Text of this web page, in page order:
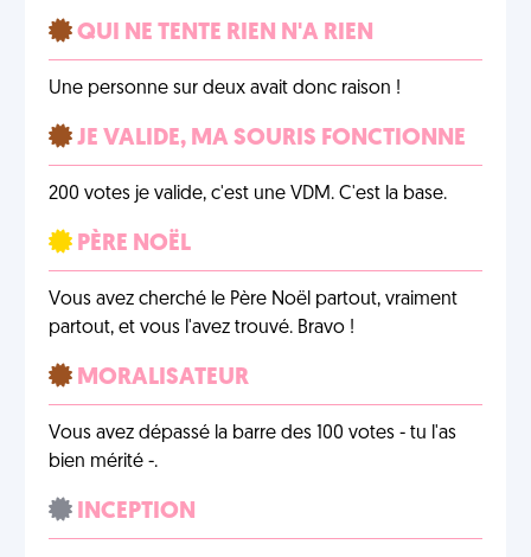
QUI NE TENTE RIEN N'A RIEN
Une personne sur deux avait donc raison !
JE VALIDE, MA SOURIS FONCTIONNE
200 votes je valide, c'est une VDM. C'est la base.
PÈRE NOËL
Vous avez cherché le Père Noël partout, vraiment
partout, et vous l'avez trouvé. Bravo !
MORALISATEUR
Vous avez dépassé la barre des 100 votes - tu l'as
bien mérité -.
INCEPTION